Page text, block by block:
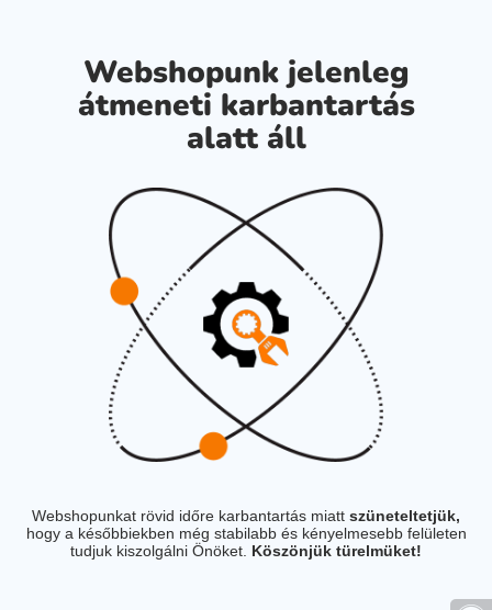
Webshopunk jelenleg
átmeneti karbantartás
alatt áll
Webshopunkat rövid időre karbantartás miatt szüneteltetjük,
hogy a későbbiekben még stabilabb és kényelmesebb felületen
tudjuk kiszolgálni Önöket. Köszönjük türelmüket!